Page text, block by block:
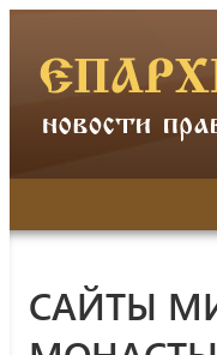
САЙТЫ